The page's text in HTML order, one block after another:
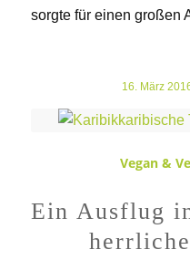
sorgte für einen großen
16. März
/
Vegan &
Ein Ausflug